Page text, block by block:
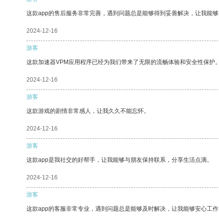
这款app的售后服务非常完善，遇到问题总是能够得到妥善解决，让我能够
2024-12-16
游客
这款加速器VPM应用程序已经为我们带来了无限的流畅体验和安全性保护。
2024-12-16
游客
这款游戏的剧情非常感人，让我久久不能忘怀。
2024-12-16
游客
这款app是我社交的好帮手，让我能够与朋友保持联系，分享生活点滴。
2024-12-16
游客
这款app的客服非常专业，遇到问题总是能够及时解决，让我能够安心工作